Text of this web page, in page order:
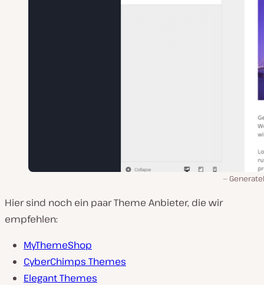
Hier sind noch ein paar Theme Anbieter, die wir
empfehlen:
MyThemeShop
CyberChimps Themes
Elegant Themes